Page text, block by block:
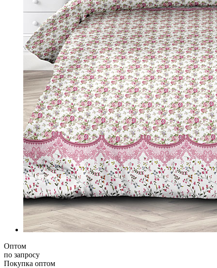
Оптом
по запросу
Покупка оптом